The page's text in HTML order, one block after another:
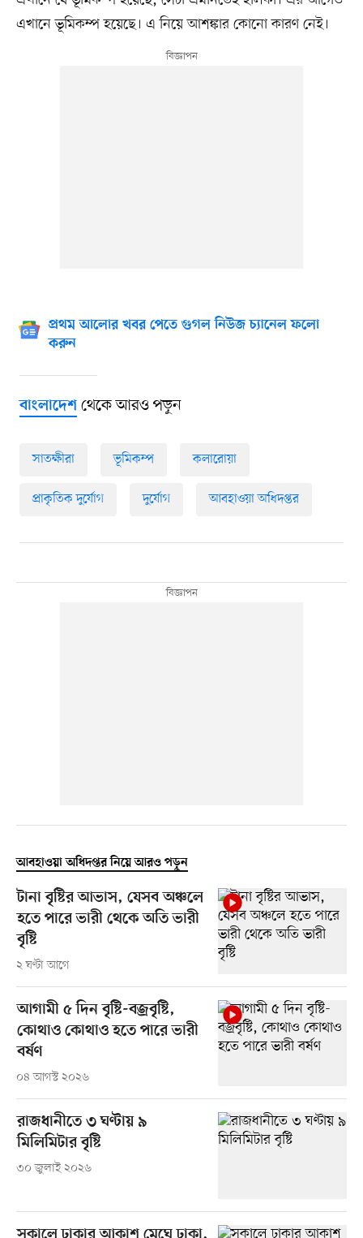
এখানে ভূমিকম্প হয়েছে। এ নিয়ে আশঙ্কার কোনো কারণ নেই।
প্রথম আলোর খবর পেতে গুগল নিউজ চ্যানেল ফলো
করুন
বাংলাদেশথেকে আরও পড়ুন
সাতক্ষীরা ভূমিকম্প কলারোয়া
প্রাকৃতিক দুর্যোগ দুর্যোগ আবহাওয়া অধিদপ্তর
আবহাওয়া অধিদপ্তর নিয়ে আরও পড়ুন
টানা বৃষ্টির আভাস, যেসব অঞ্চলে
হতে পারে ভারী থেকে অতি ভারী
বৃষ্টি
২ ঘণ্টা আগে
আগামী ৫ দিন বৃষ্টি-বজ্রবৃষ্টি,
কোথাও কোথাও হতে পারে ভারী
বর্ষণ
০৪ আগস্ট ২০২৬
রাজধানীতে ৩ ঘণ্টায় ৯
মিলিমিটার বৃষ্টি
৩০ জুলাই ২০২৬